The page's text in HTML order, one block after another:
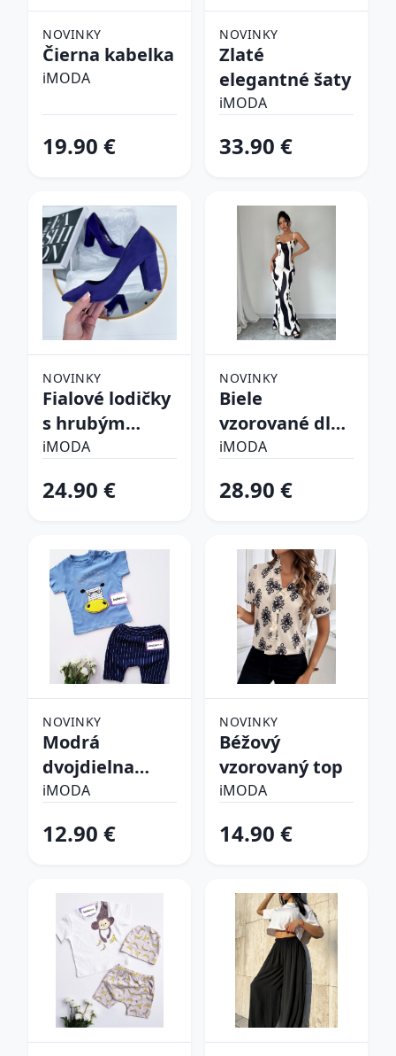
NOVINKY
Čierna kabelka
iMODA
19.90 €
NOVINKY
Zlaté
elegantné šaty
iMODA
33.90 €
NOVINKY
Fialové lodičky
s hrubým
opätkom
iMODA
24.90 €
NOVINKY
Biele
vzorované dlhé
šaty
iMODA
28.90 €
NOVINKY
Modrá
dvojdielna
bavlnená
iMODA
12.90 €
NOVINKY
Béžový
vzorovaný top
iMODA
14.90 €